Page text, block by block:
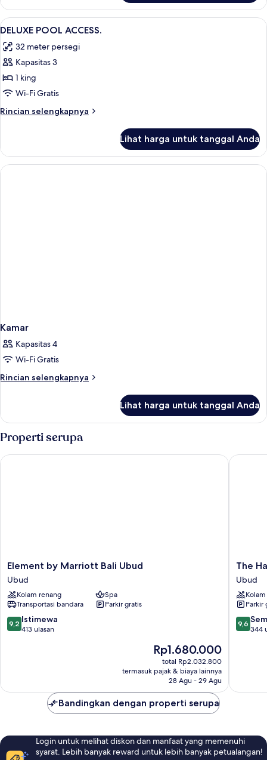
DOUBLE
DELUXE
Lihat
semua
foto
untuk
DELUXE
POOL
ACCESS.
Seprai premium, bantalan ekstra
1
DELUXE POOL ACCESS.
32 meter persegi
Kapasitas 3
1 king
Wi-Fi Gratis
Rincian selengkapnya
Rincian
DELUXE
POOL
ACCESS.
Lihat harga untuk tanggal Anda
Kamar
Kapasitas 4
Wi-Fi Gratis
Rincian selengkapnya
Rincian
Kamar
Lihat harga untuk tanggal Anda
Properti serupa
Element
by
Marriott
Bali
Ubud
Ubud
Element by Marriott Bali Ubud
Ubud
Kolam renang
Spa
Transportasi bandara
Parkir gratis
9.2
dari
9,2 Istimewa
413 ulasan
Harga
sekarang
Rp1.680.000
Rp1.680.000
total Rp2.032.800
termasuk pajak & biaya lainnya
28 Agu - 29 Agu
Element by Marriott Bali Ubud
The
Hava
Ubud
A
Pramana
Ubud
The
Ubud
Parkir
9.6
dari
9,6
344
The
Bandingkan dengan properti serupa
Login untuk melihat diskon dan manfaat yang memenuhi
syarat. Lebih banyak reward untuk lebih banyak petualangan!